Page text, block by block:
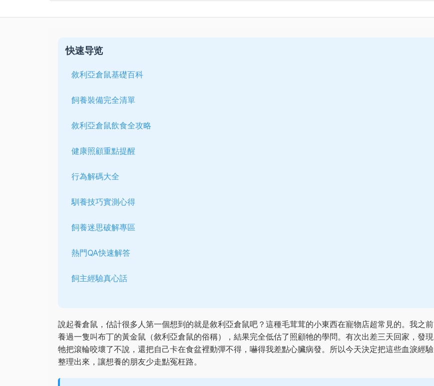
快速导览
敘利亞倉鼠基礎百科
飼養裝備完全清單
敘利亞倉鼠飲食全攻略
健康照顧重點提醒
行為解碼大全
馴養技巧實測心得
飼養迷思破解專區
熱門QA快速解答
飼主經驗真心話
說起養倉鼠，估計很多人第一個想到的就是敘利亞倉鼠吧？這種毛茸茸的小東西在寵物店超常見的。我之前
養過一隻叫布丁的黃金鼠（敘利亞倉鼠的俗稱），結果完全低估了照顧牠的學問。有次出差三天回家，發現
牠把滾輪咬壞了不說，還把自己卡在食盆裡動彈不得，嚇得我差點心臟病發。所以今天決定把這些血淚經驗
整理出來，讓想養的朋友少走點冤枉路。